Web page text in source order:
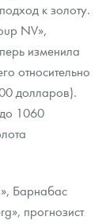
к золоту.
NV»,
изменила
относительно
долларов).
1060
Барнабас
прогнозист